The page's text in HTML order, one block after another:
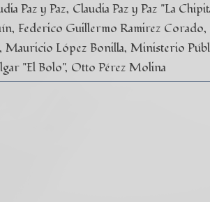
Paz y Paz Claudia Paz y Paz "La
Federico Guillermo Ramirez Corado
Mauricio López Bonilla Ministerio
"El Bolo" Otto Pérez Molina